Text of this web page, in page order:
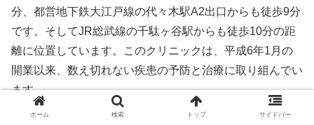
分、都営地下鉄大江戸線の代々木駅A2出口からも徒歩9分
です。そしてJR総武線の千駄ヶ谷駅からも徒歩10分の距
離に位置しています。このクリニックは、平成6年1月の
開業以来、数え切れない疾患の予防と治療に取り組んでい
ます。
ホーム 検索 トップ サイドバー